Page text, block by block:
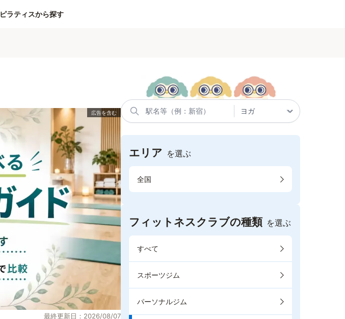
ピラティスから探す
最終更新日：2026/08/07
エリア を選ぶ
全国
フィットネスクラブの種類 を選ぶ
すべて
スポーツジム
パーソナルジム